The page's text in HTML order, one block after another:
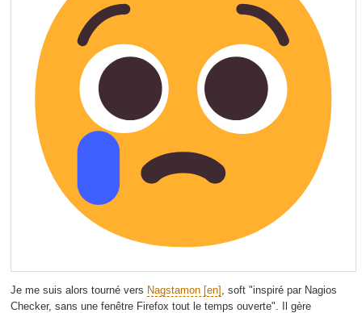
Je me suis alors tourné vers Nagstamon
, soft "inspiré par Nagios
Checker, sans une fenêtre Firefox tout le temps ouverte". Il gère